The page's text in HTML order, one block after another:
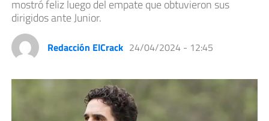
mostró feliz luego del empate que obtuvieron sus
dirigidos ante Junior.
Redacción ElCrack 24/04/2024 - 12:45